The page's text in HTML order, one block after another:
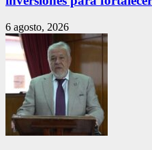
6 agosto, 2026